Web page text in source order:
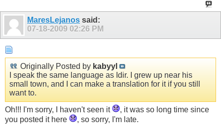
MaresLejanos said:
07-18-2009 02:26 PM
Originally Posted by kabyyl
I speak the same language as Idir. I grew up near his
small town, and I can make a translation for it if you still
want to.
Oh!!! I'm sorry, I haven't seen it
, it was so long time since
you posted it here
, so sorry, I'm late.